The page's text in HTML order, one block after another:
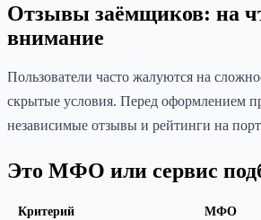
Отзывы заёмщиков: на
внимание
Пользователи часто жалуются на
скрытые условия. Перед оформлением
независимые отзывы и рейтинги на
Это МФО или сервис
Критерий МФО